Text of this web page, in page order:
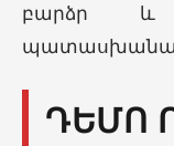
բարձր և
ԴԵՄՈ